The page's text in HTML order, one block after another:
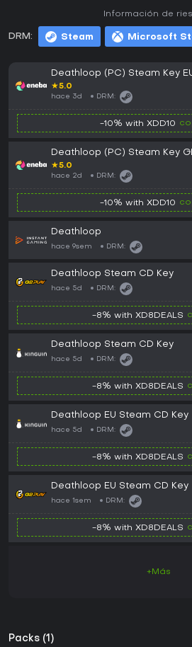
DRM: Steam Microsoft
Información de
Deathloop (PC) Steam Key
★5.0
hace 3d DRM:
-10% with XDD10
Deathloop (PC) Steam Key
★5.0
hace 2d DRM:
-10% with XDD10
Deathloop
hace 9sem DRM:
Deathloop Steam CD Key
hace 5d DRM:
-8% with XD8DEALS
Deathloop Steam CD Key
hace 5d DRM:
-8% with XD8DEALS
Deathloop EU Steam CD Key
hace 5d DRM:
-8% with XD8DEALS
Deathloop EU Steam CD Key
hace 1sem DRM:
-8% with XD8DEALS
+Más
Packs (1)